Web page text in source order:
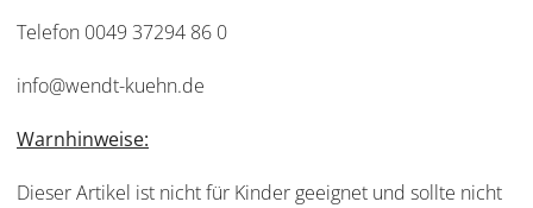
Telefon 0049 37294 86 0
info@wendt-kuehn.de
Warnhinweise:
Dieser Artikel ist nicht für Kinder geeignet und sollte nicht